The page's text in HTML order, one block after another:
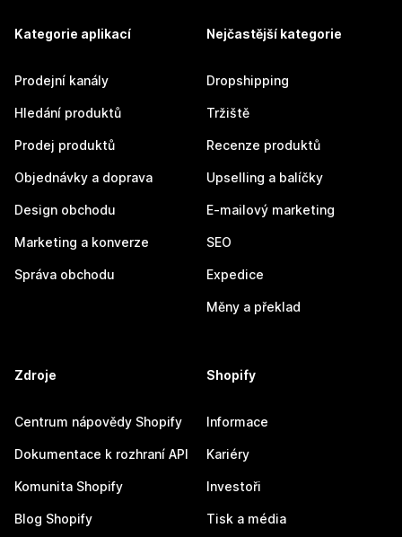
Kategorie aplikací
Prodejní kanály
Hledání produktů
Prodej produktů
Objednávky a doprava
Design obchodu
Marketing a konverze
Správa obchodu
Nejčastější kategorie
Dropshipping
Tržiště
Recenze produktů
Upselling a balíčky
E-mailový marketing
SEO
Expedice
Měny a překlad
Zdroje
Centrum nápovědy Shopify
Dokumentace k rozhraní API
Komunita Shopify
Blog Shopify
Shopify
Informace
Kariéry
Investoři
Tisk a média